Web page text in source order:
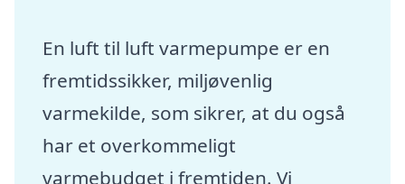
En luft til luft varmepumpe er en
fremtidssikker, miljøvenlig
varmekilde, som sikrer, at du også
har et overkommeligt
varmebudget i fremtiden. Vi